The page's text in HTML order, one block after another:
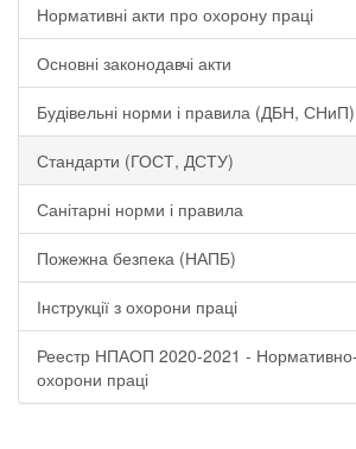
Нормативні акти про охорону праці
Основні законодавчі акти
Будівельні норми і правила (ДБН, СНиП)
Стандарти (ГОСТ, ДСТУ)
Санітарні норми і правила
Пожежна безпека (НАПБ)
Інструкції з охорони праці
Реестр НПАОП 2020-2021 - Нормативно-
охорони праці